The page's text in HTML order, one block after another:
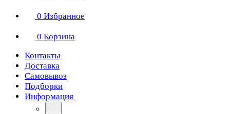
0 Избранное
0 Корзина
Контакты
Доставка
Самовывоз
Подборки
Информация